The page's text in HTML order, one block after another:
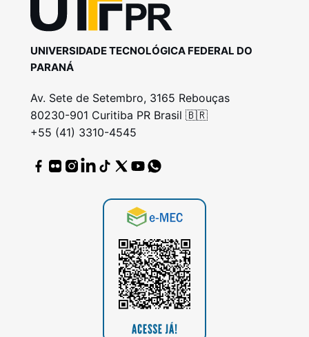
UNIVERSIDADE TECNOLÓGICA FEDERAL DO
PARANÁ
Av. Sete de Setembro, 3165 Rebouças
80230-901 Curitiba PR Brasil 🇧🇷
+55 (41) 3310-4545